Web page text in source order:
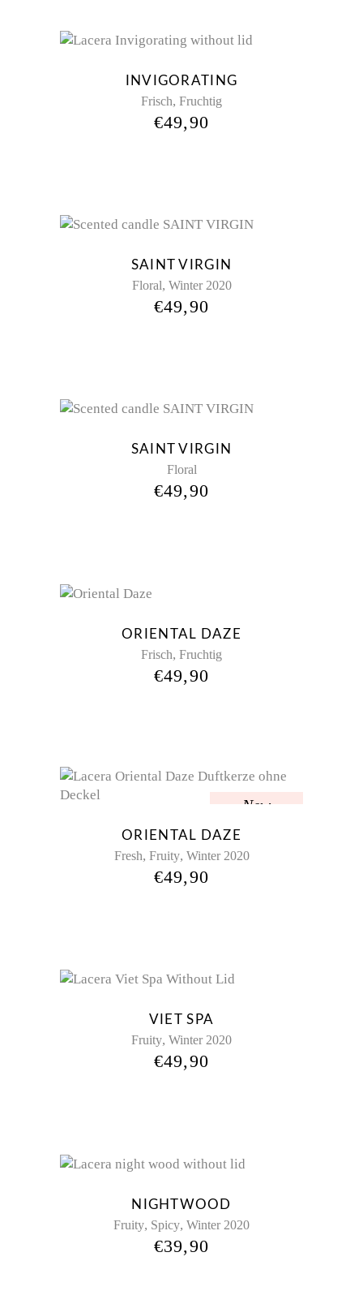
INVIGORATING
Frisch, Fruchtig
€49,90
SAINT VIRGIN
Floral, Winter 2020
€49,90
SAINT VIRGIN
Floral
€49,90
ORIENTAL DAZE
Frisch, Fruchtig
€49,90
New
ORIENTAL DAZE
Fresh, Fruity, Winter 2020
€49,90
VIET SPA
Fruity, Winter 2020
€49,90
NIGHTWOOD
Fruity, Spicy, Winter 2020
€39,90